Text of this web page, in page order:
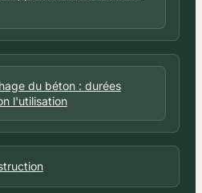
du béton : durées
l'utilisation